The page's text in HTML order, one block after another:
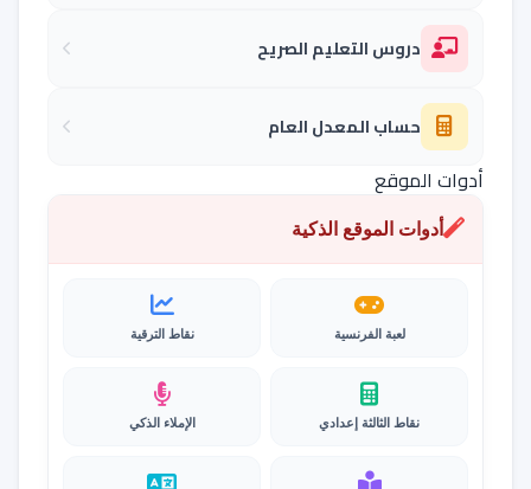
دروس التعليم الصريح
حساب المعدل العام
أدوات الموقع
أدوات الموقع الذكية
لعبة الفرنسية نقاط الترقية
نقاط الثالثة إعدادي الإملاء الذكي